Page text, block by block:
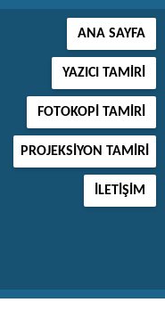
ANA SAYFA
YAZICI TAMIRI
FOTOKOPI TAMIRI
PROJEKSIYON TAMIRI
İLETIŞIM